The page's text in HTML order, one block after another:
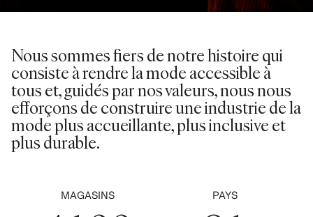
Nous sommes fiers de notre histoire qui
consiste à rendre la mode accessible à
tous et, guidés par nos valeurs, nous nous
efforçons de construire une industrie de la
mode plus accueillante, plus inclusive et
plus durable.
MAGASINS
0
1
2
30 PAYS
2
3
4
5
70
0
1
2
3
0
1